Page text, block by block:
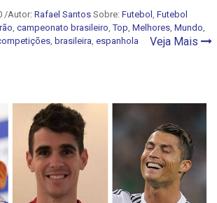
/Autor: Rafael Santos Sobre: Futebol Futebol
campeonato brasileiro ,Top Melhores Mundo
brasileira espanhola Veja Mais